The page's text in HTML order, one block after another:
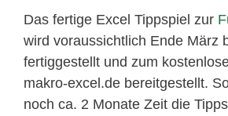
Das fertige Excel Tippspiel zur
wird voraussichtlich Ende März
fertiggestellt und zum
makro-excel.de bereitgestellt.
noch ca. 2 Monate Zeit die